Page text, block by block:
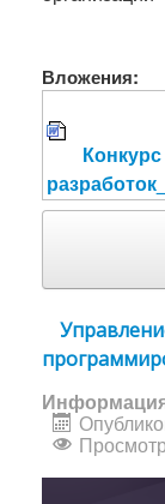
Вложения: